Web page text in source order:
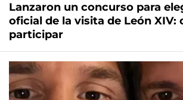
Lanzaron un concurso para
oficial de la visita de León XIV:
participar